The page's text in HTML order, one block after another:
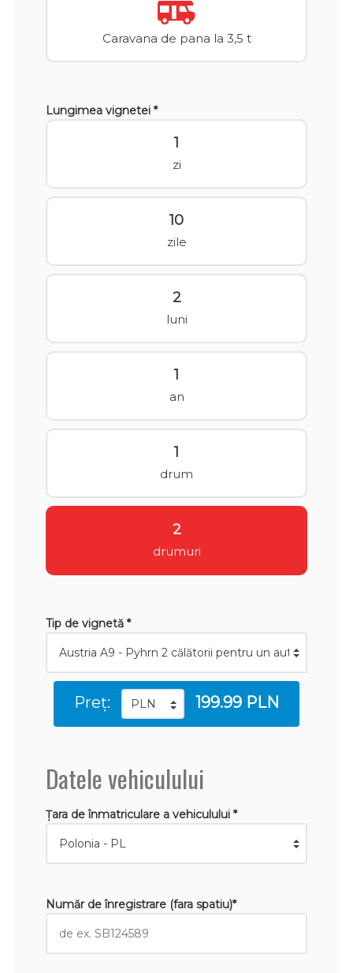
Caravana de pana la 3,5 t
Lungimea vignetei *
1
zi
10
zile
2
luni
1
an
1
drum
2
drumuri
Tip de vignetă *
Preț: 199.99 PLN
Datele vehiculului
Țara de înmatriculare a vehiculului *
Număr de înregistrare (fara spatiu)*